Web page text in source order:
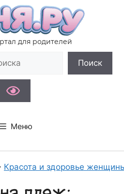
для родителей
Поиск
Меню
Красота и здоровье